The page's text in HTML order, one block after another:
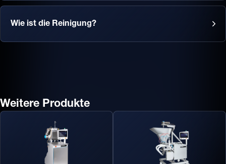
Wie ist die Reinigung?
Weitere Produkte